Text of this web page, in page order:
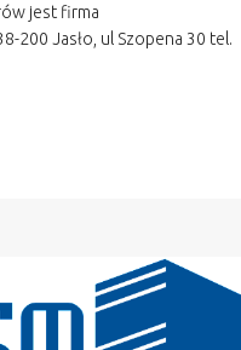
jest firma
200 Jasło, ul Szopena 30 tel.